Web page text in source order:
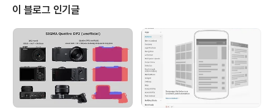
부드러우면서도, 풍부한 느낌에 깜짝 놀라고 말았다... 게다
가, 독특한 형태의 번들 이어폰도 나름 나쁘지 않았다. (이
어폰도 마크레빈슨이 튜닝했다고 함.) 다만, 거대한 휠과 O
K키 자리에 위치한, 미니 터치스크린, 그 주위의 터치패드
버튼 4개는 너무 "오버"한것 같긴 하다... 그럭저럭 쓸만
하..
이 블로그 인기글